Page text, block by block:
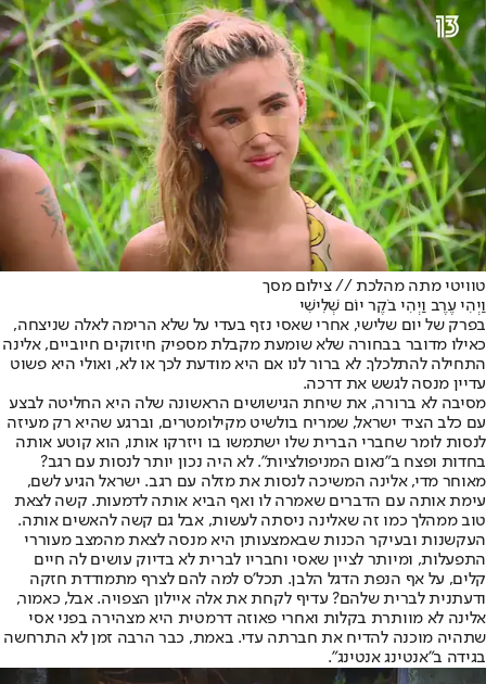
טוויטי מתה מהלכת // צילום מסך
וַיְהִי עֶרֶב וַיְהִי בֹקֶר יוֹם שְׁלִישִׁי
בפרק של יום שלישי, אחרי שאסי נזף בעדי על שלא הרימה לאלה שניצחה,
כאילו מדובר בבחורה שלא שומעת מקבלת מספיק חיזוקים חיוביים, אלינה
התחילה להתלכלך. לא ברור לנו אם היא מודעת לכך או לא, ואולי היא פשוט
עדיין מנסה לגשש את דרכה.
מסיבה לא ברורה, את שיחת הגישושים הראשונה שלה היא החליטה לבצע
עם כלב הציד ישראל, שמריח בולשיט מקילומטרים, וברגע שהיא רק מעיזה
לנסות לומר שחברי הברית שלו ישתמשו בו ויזרקו אותו, הוא קוטע אותה
בחדות ופצח ב"נאום המניפולציות". לא היה נכון יותר לנסות עם רגב?
מאוחר מדי, אלינה המשיכה לנסות את מזלה עם רגב. ישראל הגיע לשם,
עימת אותה עם הדברים שאמרה לו ואף הביא אותה לדמעות. קשה לצאת
טוב ממהלך כמו זה שאלינה ניסתה לעשות, אבל גם קשה להאשים אותה.
העקשנות ובעיקר הכנות שבאמצעותן היא מנסה לצאת מהמצב מעוררי
התפעלות, ומיותר לציין שאסי וחבריו לברית לא בדיוק עושים לה חיים
קלים, על אף הנפת הדגל הלבן. תכל'ס למה להם לצרף מתמודדת חזקה
ודעתנית לברית שלהם? עדיף לקחת את אלה איילון הצפויה. אבל, כאמור,
אלינה לא מוותרת בקלות ואחרי פאוזה דרמטית היא מצהירה בפני אסי
שתהיה מוכנה להדיח את חברתה עדי. באמת, כבר הרבה זמן לא התרחשה
בגידה ב"אנטינג אנטינג".